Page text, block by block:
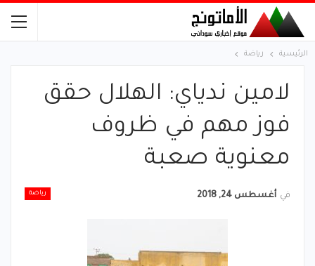
الرئيسية رياضة
لامين ندياي: الهلال حقق
فوز مهم في ظروف
معنوية صعبة
رياضة في أغسطس 24, 2018